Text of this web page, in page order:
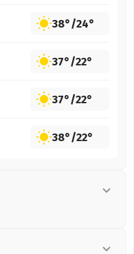
38°/24°
37°/22°
37°/22°
38°/22°